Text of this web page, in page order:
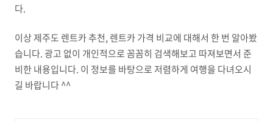
다.
이상 제주도 렌트카 추천, 렌트카 가격 비교에 대해서 한 번 알아봤
습니다. 광고 없이 개인적으로 꼼꼼히 검색해보고 따져보면서 준
비한 내용입니다. 이 정보를 바탕으로 저렴하게 여행을 다녀오시
길 바랍니다 ^^